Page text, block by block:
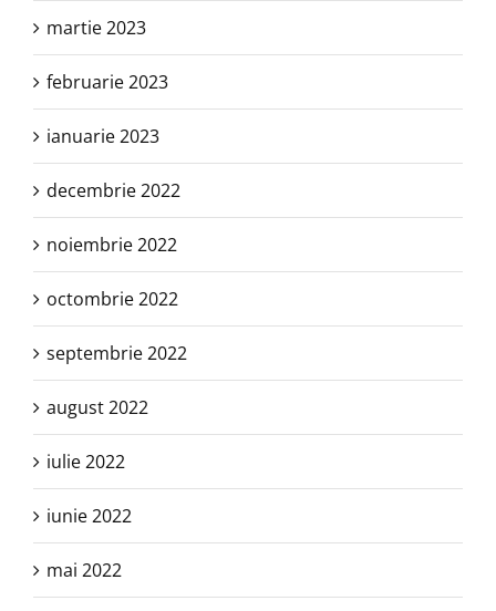
martie 2023
februarie 2023
ianuarie 2023
decembrie 2022
noiembrie 2022
octombrie 2022
septembrie 2022
august 2022
iulie 2022
iunie 2022
mai 2022